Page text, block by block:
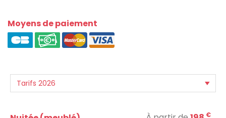
Moyens de paiement
€